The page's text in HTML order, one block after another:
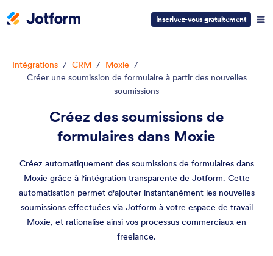
Inscrivez-vous gratuitement
Intégrations / CRM / Moxie /
Créer une soumission de formulaire à partir des nouvelles
soumissions
Créez des soumissions de
formulaires dans Moxie
Créez automatiquement des soumissions de formulaires dans
Moxie grâce à l'intégration transparente de Jotform. Cette
automatisation permet d'ajouter instantanément les nouvelles
soumissions effectuées via Jotform à votre espace de travail
Moxie, et rationalise ainsi vos processus commerciaux en
freelance.